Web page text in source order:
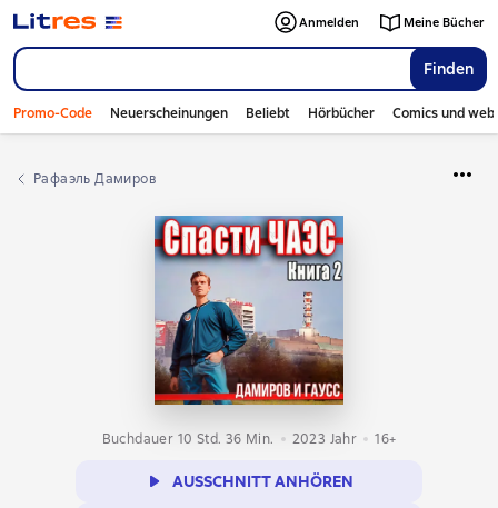
Finden
Anmelden Meine Bücher
Promo-Code Neuerscheinungen Beliebt Hörbücher Comics und
Рафаэль Дамиров
Buchdauer 10 Std. 36 Min. 2023 Jahr 16+
AUSSCHNITT ANHÖREN